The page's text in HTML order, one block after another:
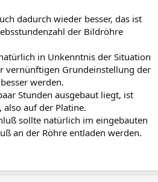
dadurch wieder besser, das ist
der Bildröhre
in Unkenntnis der Situation
vernünftigen Grundeinstellung der
werden.
Stunden ausgebaut liegt, ist
auf der Platine.
sollte natürlich im eingebauten
an der Röhre entladen werden.